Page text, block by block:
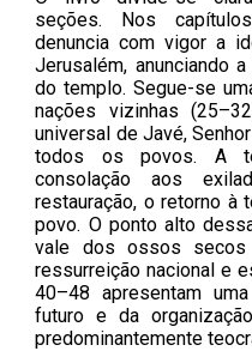
seções. Nos
denuncia com vigor a
Jerusalém, anunciando
do templo. Segue-se
nações vizinhas
universal de Javé,
todos os povos. A
consolação aos
restauração, o retorno à
povo. O ponto alto
vale dos ossos secos
ressurreição nacional e
40–48 apresentam
futuro e da
predominantemente